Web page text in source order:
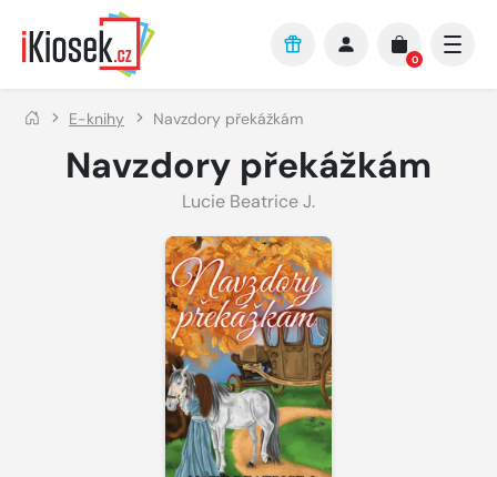
Přejít na hlavní obsah
0
E-knihy Navzdory překážkám
Navzdory překážkám
Lucie Beatrice J.